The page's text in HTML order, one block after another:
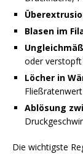
Blasen im
oder verstopft
Löcher in
Ablösung
Die wichtigste